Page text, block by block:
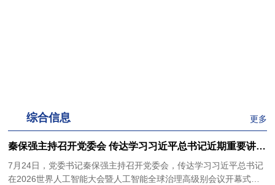
综合信息 更多
秦保强主持召开党委会 传达学习习近平总书记近期重要讲话精神 研究省委巡视反馈意见整改等工作
7月24日，党委书记秦保强主持召开党委会，传达学习习近平总书记
在2026世界人工智能大会暨人工智能全球治理高级别会议开幕式的